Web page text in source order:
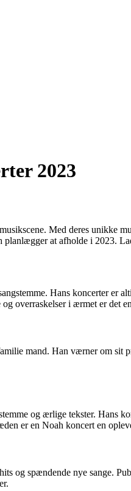
2023
Med deres
at afholde i 2023.
Hans koncerter
overraskelser i ærmet er det
mand. Han værner om
og ærlige tekster.
er en Noah koncert en
og spændende nye sange.